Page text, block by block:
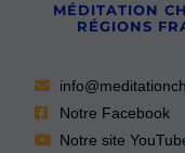
MÉDITATION
RÉGIONS
Notre Facebook
Notre site